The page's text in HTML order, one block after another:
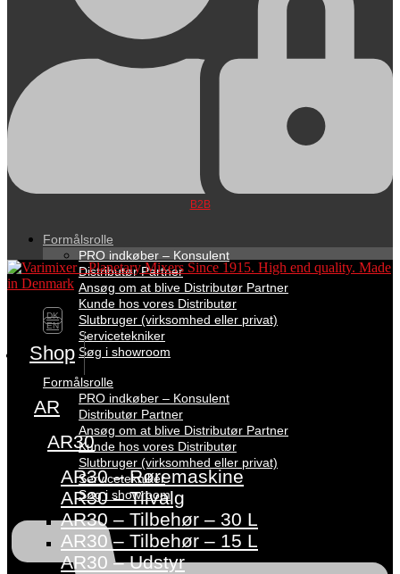
B2B
Formålsrolle
PRO indkøber – Konsulent
Distributør Partner
Ansøg om at blive Distributør Partner
Kunde hos vores Distributør
Slutbruger (virksomhed eller privat)
Servicetekniker
Søg i showroom
Formålsrolle
PRO indkøber – Konsulent
Distributør Partner
Ansøg om at blive Distributør Partner
Kunde hos vores Distributør
Slutbruger (virksomhed eller privat)
Servicetekniker
Søg i showroom
DK
EN
Shop
AR
AR30
AR30 – Røremaskine
AR30 – Tilvalg
AR30 – Tilbehør – 30 L
AR30 – Tilbehør – 15 L
AR30 – Udstyr